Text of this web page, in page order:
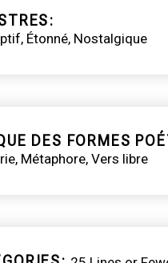
Étonné Nostalgique
DES FORMES
Métaphore Vers libre